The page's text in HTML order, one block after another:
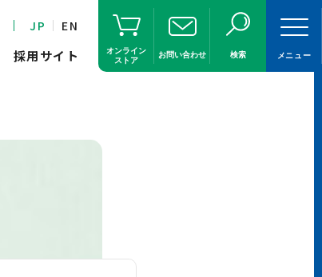
JP EN
採用サイト
オンライン
ストア
お問い合わせ 検索 メニュー